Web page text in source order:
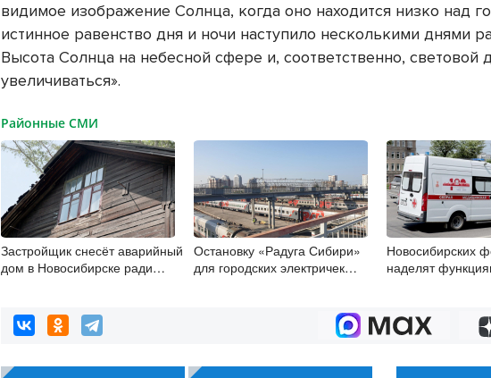
видимое изображение Солнца, когда оно находится низко над
истинное равенство дня и ночи наступило несколькими днями
Высота Солнца на небесной сфере и, соответственно, световой
увеличиваться».
Районные СМИ
Застройщик снесёт аварийный
дом в Новосибирске ради
Остановку «Радуга Сибири»
для городских электричек
Новосибирских
наделят